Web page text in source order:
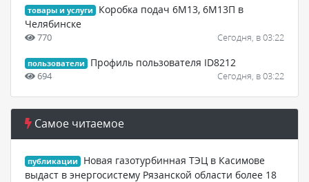
товары и услуги
Коробка подач 6М13, 6М13П в
Челябинске
770 Сегодня, в 03:22
пользователи Профиль пользователя ID8212
694 Сегодня, в 03:22
Самое читаемое
публикации
Новая газотурбинная ТЭЦ в Касимове
выдаст в энергосистему Рязанской области более 18